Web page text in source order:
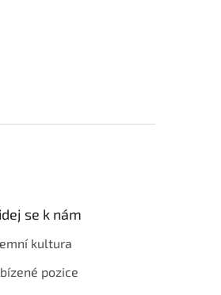
se k nám
kultura
pozice